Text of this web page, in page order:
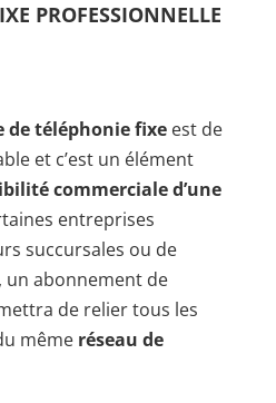
PROFESSIONNELLE
de téléphonie fixe est de
et c’est un élément
commerciale d’une
entreprises
succursales ou de
abonnement de
de relier tous les
même réseau de